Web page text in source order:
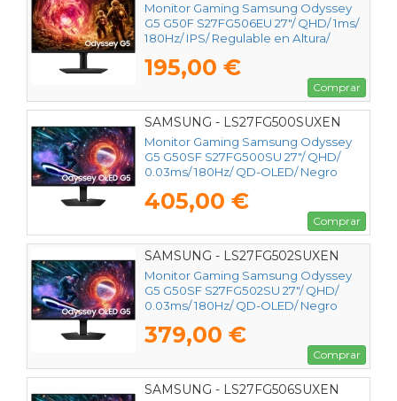
Monitor Gaming Samsung Odyssey
G5 G50F S27FG506EU 27"/ QHD/ 1ms/
180Hz/ IPS/ Regulable en Altura/
195,00 €
Comprar
SAMSUNG - LS27FG500SUXEN
Monitor Gaming Samsung Odyssey
G5 G50SF S27FG500SU 27"/ QHD/
0.03ms/ 180Hz/ QD-OLED/ Negro
405,00 €
Comprar
SAMSUNG - LS27FG502SUXEN
Monitor Gaming Samsung Odyssey
G5 G50SF S27FG502SU 27"/ QHD/
0.03ms/ 180Hz/ QD-OLED/ Negro
379,00 €
Comprar
SAMSUNG - LS27FG506SUXEN